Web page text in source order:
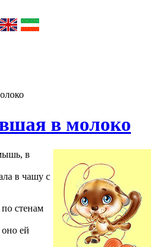
в молоко
в
в чашу с
стенам
ей